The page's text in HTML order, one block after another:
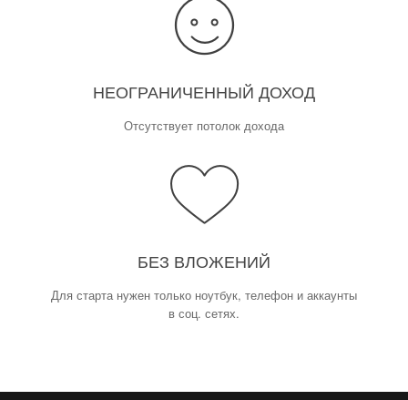
НЕОГРАНИЧЕННЫЙ ДОХОД
Отсутствует потолок дохода
БЕЗ ВЛОЖЕНИЙ
Для старта нужен только ноутбук, телефон и аккаунты
в соц. сетях.